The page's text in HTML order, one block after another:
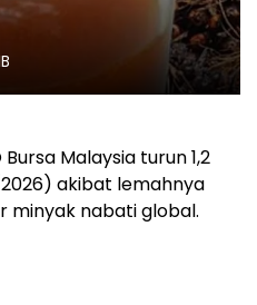
Malaysia turun 1,2
akibat lemahnya
minyak nabati global.